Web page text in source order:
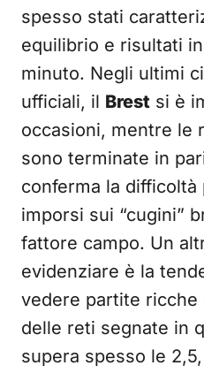
spesso stati
equilibrio e risultati
minuto. Negli ultimi
ufficiali, il Brest si è
occasioni, mentre le
sono terminate in
conferma la difficoltà
imporsi sui “cugini”
fattore campo. Un
evidenziare è la
vedere partite ricche
delle reti segnate in
supera spesso le